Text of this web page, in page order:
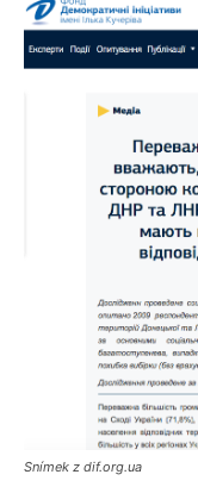
Snímek z dif.org.ua